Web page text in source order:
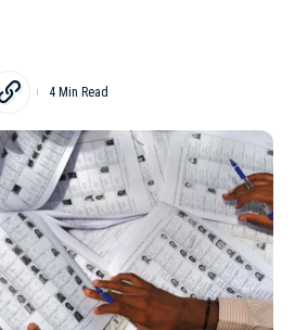
4 Min Read